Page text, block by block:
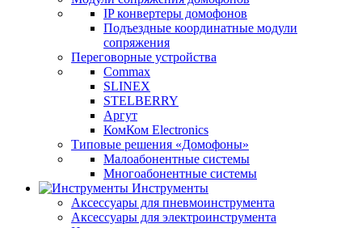
IP конвертеры домофонов
Подъездные координатные модули
сопряжения
Переговорные устройства
Commax
SLINEX
STELBERRY
Аргут
КомКом Electronics
Типовые решения «Домофоны»
Малоабонентные системы
Многоабонентные системы
Инструменты
Аксессуары для пневмоинструмента
Аксессуары для электроинструмента